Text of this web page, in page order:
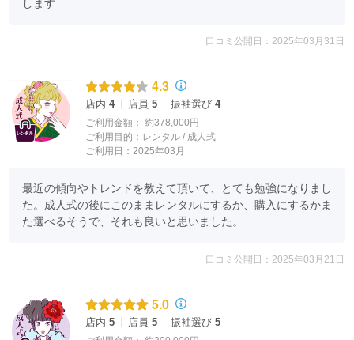
します
口コミ公開日：2025年03月31日
4.3
店内 4 店員 5 振袖選び 4
ご利用金額： 約378,000円
ご利用目的： レンタル / 成人式
ご利用日：2025年03月
最近の傾向やトレンドを教えて頂いて、とても勉強になりまし
た。成人式の後にこのままレンタルにするか、購入にするかま
た選べるそうで、それも良いと思いました。
口コミ公開日：2025年03月21日
5.0
店内 5 店員 5 振袖選び 5